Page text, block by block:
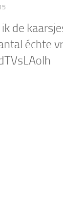
de
échte